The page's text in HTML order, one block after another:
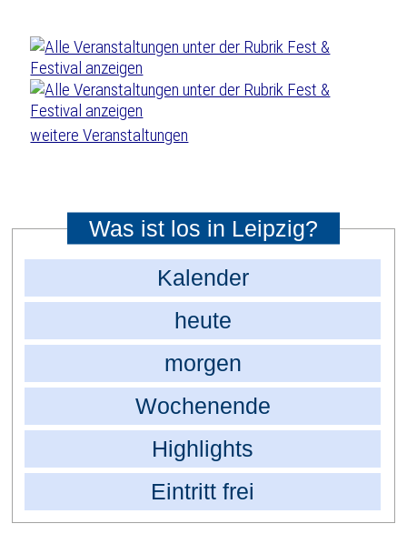
weitere Veranstaltungen
Was ist los in Leipzig?
Kalender
heute
morgen
Wochenende
Highlights
Eintritt frei